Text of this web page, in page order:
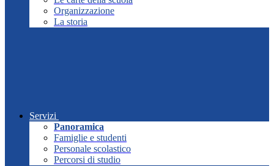
Organizzazione
La storia
Servizi
Panoramica
Famiglie e studenti
Personale scolastico
Percorsi di studio